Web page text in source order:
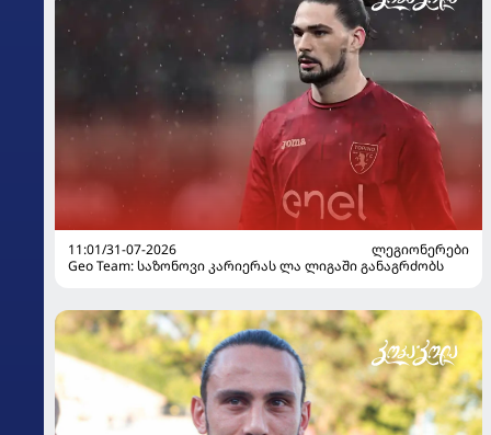
11:01/31-07-2026
ᲚᲔᲒᲘᲝᲜᲔᲠᲔᲑᲘ
Geo Team: საზონოვი კარიერას ლა ლიგაში განაგრძობს